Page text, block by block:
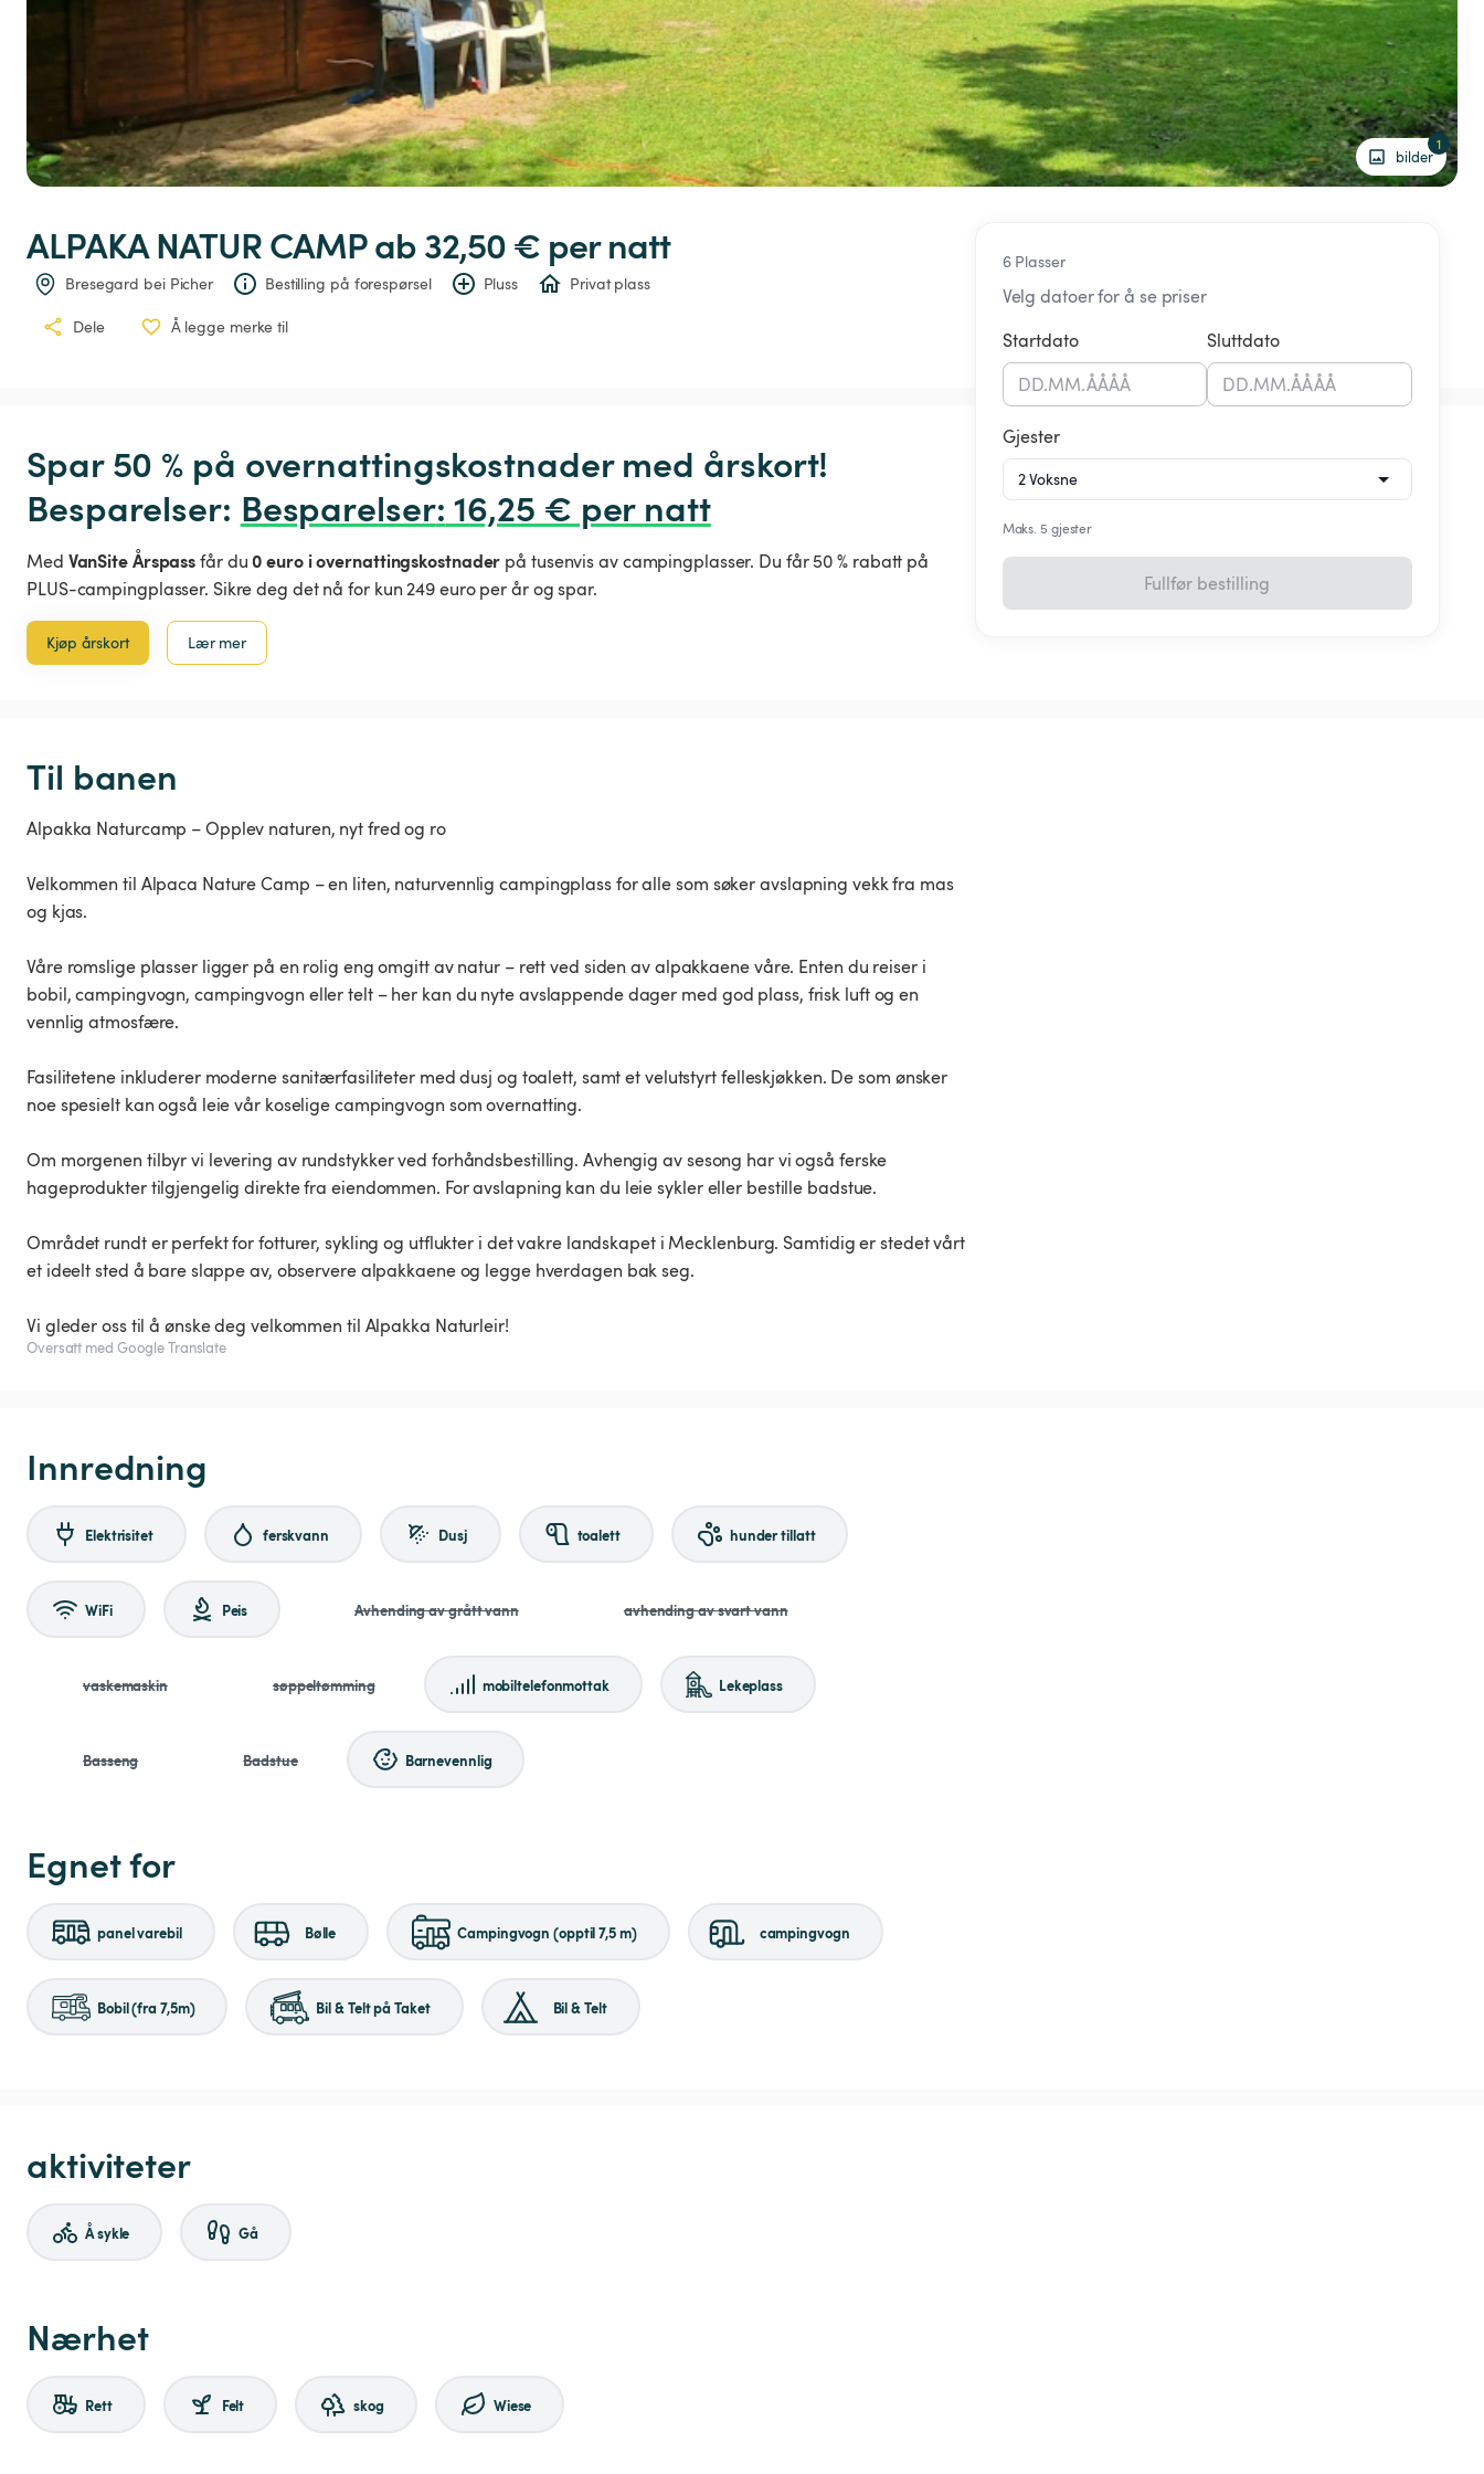
bilder
1
ALPAKA NATURCAMP ab 32,50 € per natt
Bresegard bei Picher Bestilling på forespørsel Pluss Privat plass
Dele Å legge merke til
6 Plasser
Velg datoer for å se priser
Startdato
DD.MM.ÅÅÅÅ
Sluttdato
DD.MM.ÅÅÅÅ
Gjester
Maks. 5 gjester
Fullfør bestilling
Spar 50 % på overnattingskostnader med årskort!
Besparelser: Besparelser: 16,25 € per natt
Med VanSite Årspassfår du0 euro i overnattingskostnader på tusenvis av campingplasser. Du får 50 % rabatt på
PLUS-campingplasser. Sikre deg det nå for kun 249 euro per år og spar.
Kjøp årskort Lær mer
Til banen
Alpakka Naturcamp – Opplev naturen, nyt fred og ro
Velkommen til Alpaca Nature Camp – en liten, naturvennlig campingplass for alle som søker avslapning vekk fra mas
og kjas.
Våre romslige plasser ligger på en rolig eng omgitt av natur – rett ved siden av alpakkaene våre. Enten du reiser i
bobil, campingvogn, campingvogn eller telt – her kan du nyte avslappende dager med god plass, frisk luft og en
vennlig atmosfære.
Fasilitetene inkluderer moderne sanitærfasiliteter med dusj og toalett, samt et velutstyrt felleskjøkken. De som ønsker
noe spesielt kan også leie vår koselige campingvogn som overnatting.
Om morgenen tilbyr vi levering av rundstykker ved forhåndsbestilling. Avhengig av sesong har vi også ferske
hageprodukter tilgjengelig direkte fra eiendommen. For avslapning kan du leie sykler eller bestille badstue.
Området rundt er perfekt for fotturer, sykling og utflukter i det vakre landskapet i Mecklenburg. Samtidig er stedet vårt
et ideelt sted å bare slappe av, observere alpakkaene og legge hverdagen bak seg.
Vi gleder oss til å ønske deg velkommen til Alpakka Naturleir!
Oversatt med Google Translate
Innredning
Elektrisitet ferskvann Dusj toalett hunder tillatt
WiFi Peis Avhending av grått vann avhending av svart vann
vaskemaskin søppeltømming mobiltelefonmottak Lekeplass
Basseng Badstue Barnevennlig
Egnet for
panel varebil Bølle Campingvogn (opptil 7,5 m) campingvogn
Bobil (fra 7,5m) Bil & Telt på Taket Bil & Telt
aktiviteter
Å sykle Gå
Nærhet
Rett Felt skog Wiese